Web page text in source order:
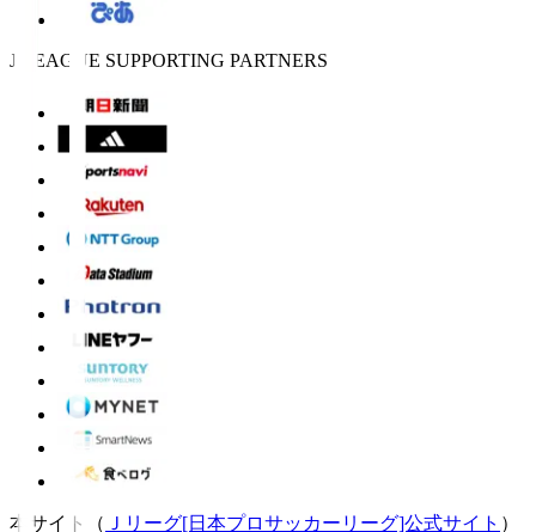
J.LEAGUE SUPPORTING PARTNERS
本サイト（ Ｊリーグ[日本プロサッカーリーグ]公式サイト ）